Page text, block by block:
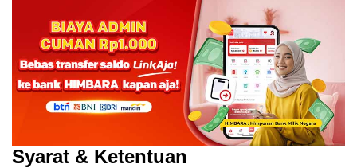
Syarat & Ketentuan